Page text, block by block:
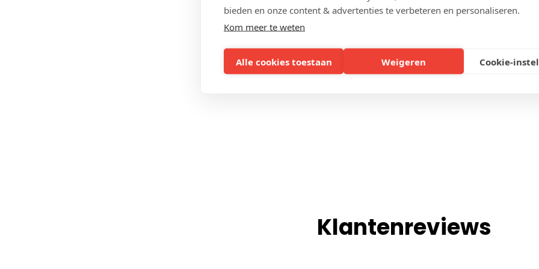
bieden en onze content & advertenties te verbeteren en personaliseren.
Kom meer te weten
Alle cookies toestaan Weigeren Cookie-
Klantenreviews